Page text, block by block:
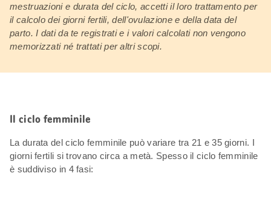
mestruazioni e durata del ciclo, accetti il loro trattamento per
il calcolo dei giorni fertili, dell'ovulazione e della data del
parto. I dati da te registrati e i valori calcolati non vengono
memorizzati né trattati per altri scopi.
Il ciclo femminile
La durata del ciclo femminile può variare tra 21 e 35 giorni. I
giorni fertili si trovano circa a metà. Spesso il ciclo femminile
è suddiviso in 4 fasi: